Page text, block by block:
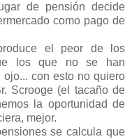
de pensión decide
como pago de
el peor de los
los que no se han
con esto no quiero
Scrooge (el tacaño de
la oportunidad de
mejor.
se calcula que